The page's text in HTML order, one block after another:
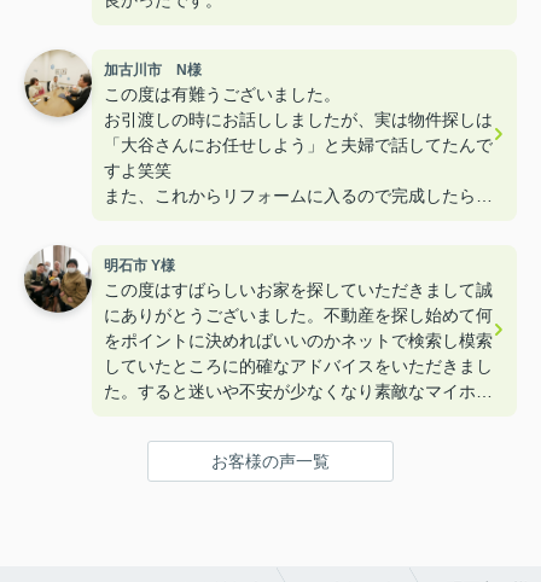
加古川市 N様
この度は有難うございました。
お引渡しの時にお話ししましたが、実は物件探しは
「大谷さんにお任せしよう」と夫婦で話してたんで
すよ笑笑
また、これからリフォームに入るので完成したら遊
明石市 Y様
この度はすばらしいお家を探していただきまして誠
にありがとうございました。不動産を探し始めて何
をポイントに決めればいいのかネットで検索し模索
していたところに的確なアドバイスをいただきまし
た。すると迷いや不安が少なくなり素敵なマイホー
ございました。
お客様の声一覧